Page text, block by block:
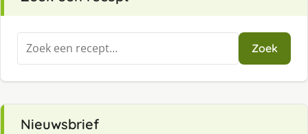
Zoeken
naar:
Zoek
Nieuwsbrief